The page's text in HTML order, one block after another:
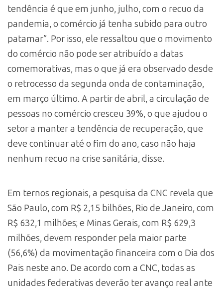
tendência é que em junho, julho, com o recuo da
pandemia, o comércio já tenha subido para outro
patamar”. Por isso, ele ressaltou que o movimento
do comércio não pode ser atribuído a datas
comemorativas, mas o que já era observado desde
o retrocesso da segunda onda de contaminação,
em março último. A partir de abril, a circulação de
pessoas no comércio cresceu 39%, o que ajudou o
setor a manter a tendência de recuperação, que
deve continuar até o fim do ano, caso não haja
nenhum recuo na crise sanitária, disse.
Em ternos regionais, a pesquisa da CNC revela que
São Paulo, com R$ 2,15 bilhões, Rio de Janeiro, com
R$ 632,1 milhões; e Minas Gerais, com R$ 629,3
milhões, devem responder pela maior parte
(56,6%) da movimentação financeira com o Dia dos
Pais neste ano. De acordo com a CNC, todas as
unidades federativas deverão ter avanço real ante